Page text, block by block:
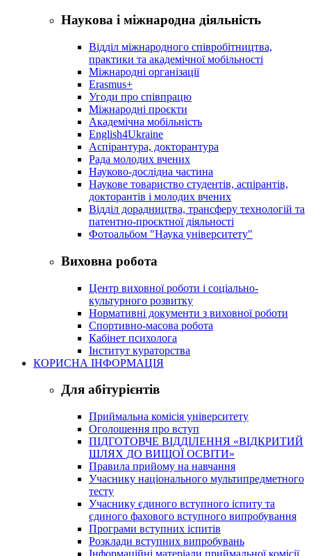
Наукова і міжнародна діяльність
Відділ міжнародного співробітництва,
практики та академічної мобільності
Міжнародні організації
Erasmus+
Угоди про співпрацю
Міжнародні проєкти
Академічна мобільність
English4Ukraine
Аспірантура, докторантура
Рада молодих вчених
Науково-дослідна частина
Наукове товариство студентів, аспірантів,
докторантів і молодих вчених
Відділ дорадництва, трансферу технологій та
патентно-проєктної діяльності
Фотоальбом "Наука університету"
Виховна робота
Центр виховної роботи і соціально-
культурного розвитку
Нормативні документи з виховної роботи
Спортивно-масова робота
Кабінет психолога
Інститут кураторства
КОРИСНА ІНФОРМАЦІЯ
Для абітурієнтів
Приймальна комісія університету
Оголошення про вступ
ПІДГОТОВЧЕ ВІДДІЛЕННЯ «ВІДКРИТИЙ
ШЛЯХ ДО ВИЩОЇ ОСВІТИ»
Правила прийому на навчання
Учаснику національного мультипредметного
тесту
Учаснику єдиного вступного іспиту та
єдиного фахового вступного випробування
Програми вступних іспитів
Розклади вступних випробувань
Інформаційні матеріали приймальної комісії